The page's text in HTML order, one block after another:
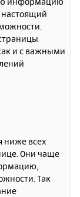
и с важными
ниже всех
Они чаще
Так